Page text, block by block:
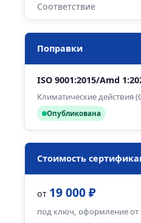
Соответствие
Поправки
ISO 9001:2015/Amd
Климатические действия
Опубликована
Стоимость
от 19 000 ₽
под ключ, оформление от